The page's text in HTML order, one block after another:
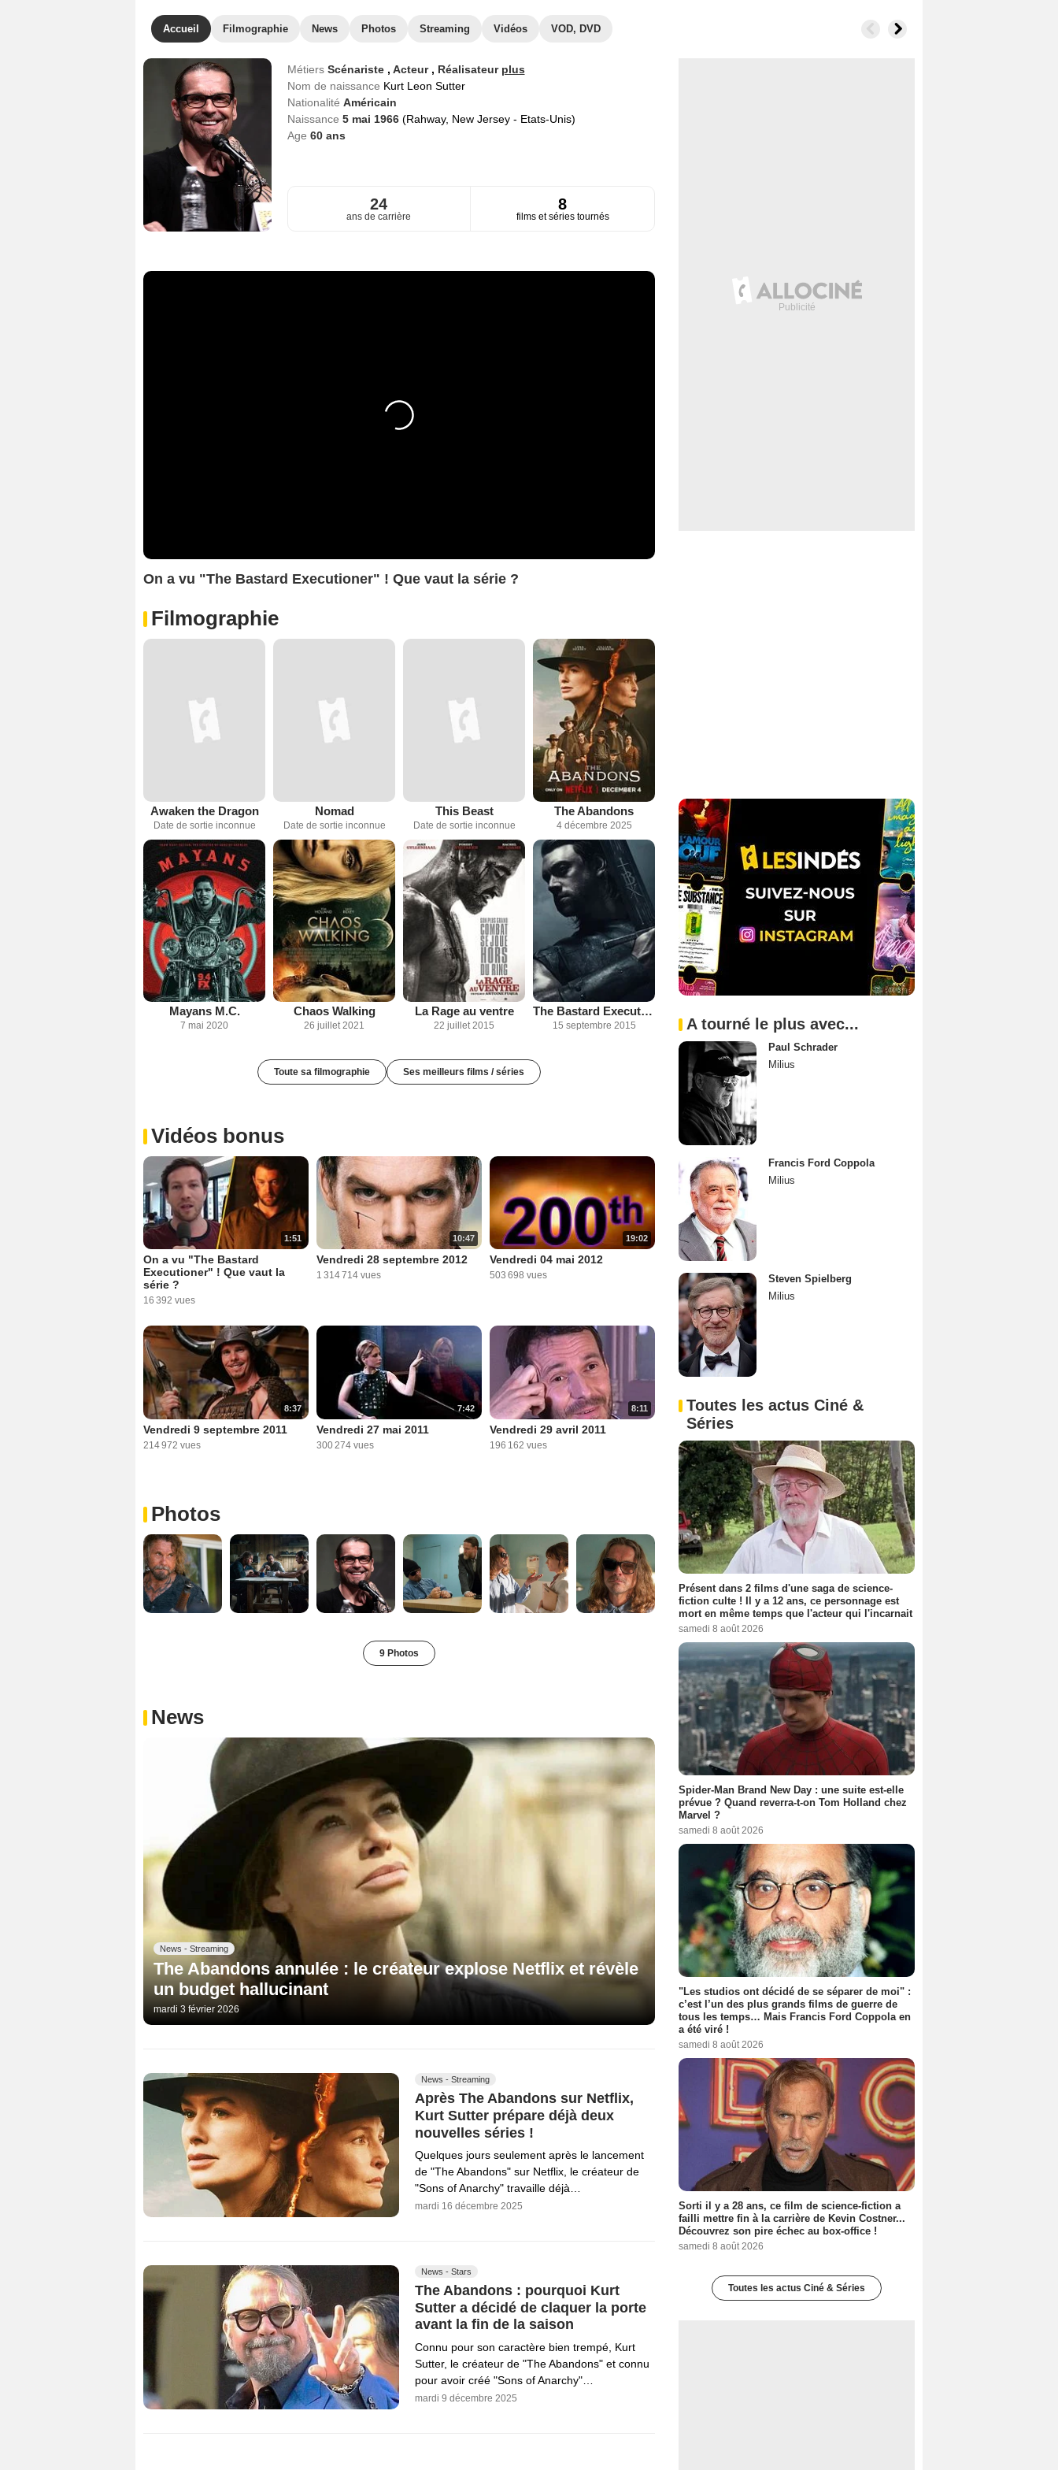
Accueil Filmographie News Photos Streaming Vidéos VOD, DVD
Métiers Scénariste , Acteur , Réalisateur plus
Nom de naissance Kurt Leon Sutter
Nationalité Américain
Naissance 5 mai 1966 (Rahway, New Jersey - Etats-Unis)
Age 60ans
24
ans de carrière
8
films et séries tournés
On a vu "The Bastard Executioner" ! Que vaut la série ?
Filmographie
Awaken the Dragon
Date de sortie inconnue
Nomad
Date de sortie inconnue
This Beast
Date de sortie inconnue
The Abandons
4 décembre 2025
Mayans M.C.
7 mai 2020
Chaos Walking
26 juillet 2021
La Rage au ventre
22 juillet 2015
The Bastard Executioner
15 septembre 2015
Toute sa filmographie Ses meilleurs films / séries
Vidéos bonus
1:51
On a vu "The Bastard
Executioner" ! Que vaut la
série ?
16 392 vues
10:47
Vendredi 28 septembre 2012
1 314 714 vues
19:02
Vendredi 04 mai 2012
503 698 vues
8:37
Vendredi 9 septembre 2011
214 972 vues
7:42
Vendredi 27 mai 2011
300 274 vues
8:11
Vendredi 29 avril 2011
196 162 vues
Photos
9 Photos
News
News - Streaming
The Abandons annulée : le créateur explose Netflix et révèle
un budget hallucinant
mardi 3 février 2026
News - Streaming
Après The Abandons sur Netflix,
Kurt Sutter prépare déjà deux
nouvelles séries !
Quelques jours seulement après le lancement
de "The Abandons" sur Netflix, le créateur de
"Sons of Anarchy" travaille déjà…
mardi 16 décembre 2025
News - Stars
The Abandons : pourquoi Kurt
Sutter a décidé de claquer la porte
avant la fin de la saison
Connu pour son caractère bien trempé, Kurt
Sutter, le créateur de "The Abandons" et connu
pour avoir créé "Sons of Anarchy"…
mardi 9 décembre 2025
A tourné le plus avec...
Paul Schrader
Milius
Francis Ford Coppola
Milius
Steven Spielberg
Milius
Toutes les actus Ciné &
Séries
Présent dans 2 films d'une saga de science-
fiction culte ! Il y a 12 ans, ce personnage est
mort en même temps que l'acteur qui l'incarnait
samedi 8 août 2026
Spider-Man Brand New Day : une suite est-elle
prévue ? Quand reverra-t-on Tom Holland chez
Marvel ?
samedi 8 août 2026
"Les studios ont décidé de se séparer de moi" :
c’est l’un des plus grands films de guerre de
tous les temps… Mais Francis Ford Coppola en
a été viré !
samedi 8 août 2026
Sorti il y a 28 ans, ce film de science-fiction a
failli mettre fin à la carrière de Kevin Costner...
Découvrez son pire échec au box-office !
samedi 8 août 2026
Toutes les actus Ciné & Séries